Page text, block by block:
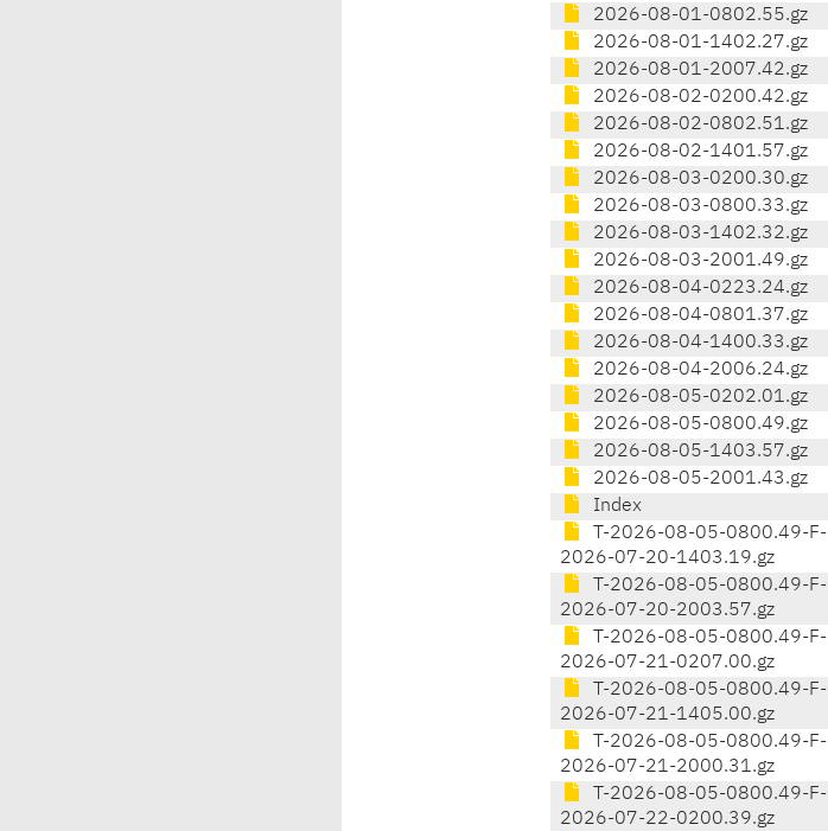
2026-08-01-0802.55.gz
2026-08-01-1402.27.gz
2026-08-01-2007.42.gz
2026-08-02-0200.42.gz
2026-08-02-0802.51.gz
2026-08-02-1401.57.gz
2026-08-03-0200.30.gz
2026-08-03-0800.33.gz
2026-08-03-1402.32.gz
2026-08-03-2001.49.gz
2026-08-04-0223.24.gz
2026-08-04-0801.37.gz
2026-08-04-1400.33.gz
2026-08-04-2006.24.gz
2026-08-05-0202.01.gz
2026-08-05-0800.49.gz
2026-08-05-1403.57.gz
2026-08-05-2001.43.gz
Index
T-2026-08-05-0800.49-F-
2026-07-20-1403.19.gz
T-2026-08-05-0800.49-F-
2026-07-20-2003.57.gz
T-2026-08-05-0800.49-F-
2026-07-21-0207.00.gz
T-2026-08-05-0800.49-F-
2026-07-21-1405.00.gz
T-2026-08-05-0800.49-F-
2026-07-21-2000.31.gz
T-2026-08-05-0800.49-F-
2026-07-22-0200.39.gz